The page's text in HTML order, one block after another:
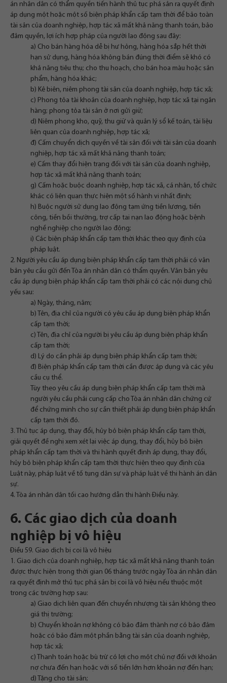
án nhân dân có thẩm quyền tiến hành thủ tục phá sản ra quyết định
áp dụng một hoặc một số biện pháp khẩn cấp tạm thời để bảo toàn
tài sản của doanh nghiệp, hợp tác xã mất khả năng thanh toán, bảo
đảm quyền, lợi ích hợp pháp của người lao động sau đây:
a) Cho bán hàng hóa dễ bị hư hỏng, hàng hóa sắp hết thời
hạn sử dụng, hàng hóa không bán đúng thời điểm sẽ khó có
khả năng tiêu thụ; cho thu hoạch, cho bán hoa màu hoặc sản
phẩm, hàng hóa khác;
b) Kê biên, niêm phong tài sản của doanh nghiệp, hợp tác xã;
c) Phong tỏa tài khoản của doanh nghiệp, hợp tác xã tại ngân
hàng; phong tỏa tài sản ở nơi gửi giữ;
d) Niêm phong kho, quỹ, thu giữ và quản lý sổ kế toán, tài liệu
liên quan của doanh nghiệp, hợp tác xã;
đ) Cấm chuyển dịch quyền về tài sản đối với tài sản của doanh
nghiệp, hợp tác xã mất khả năng thanh toán;
e) Cấm thay đổi hiện trạng đối với tài sản của doanh nghiệp,
hợp tác xã mất khả năng thanh toán;
g) Cấm hoặc buộc doanh nghiệp, hợp tác xã, cá nhân, tổ chức
khác có liên quan thực hiện một số hành vi nhất định;
h) Buộc người sử dụng lao động tạm ứng tiền lương, tiền
công, tiền bồi thường, trợ cấp tai nạn lao động hoặc bệnh
nghề nghiệp cho người lao động;
i) Các biện pháp khẩn cấp tạm thời khác theo quy định của
pháp luật.
2. Người yêu cầu áp dụng biện pháp khẩn cấp tạm thời phải có văn
bản yêu cầu gửi đến Tòa án nhân dân có thẩm quyền. Văn bản yêu
cầu áp dụng biện pháp khẩn cấp tạm thời phải có các nội dung chủ
yếu sau:
a) Ngày, tháng, năm;
b) Tên, địa chỉ của người có yêu cầu áp dụng biện pháp khẩn
cấp tạm thời;
c) Tên, địa chỉ của người bị yêu cầu áp dụng biện pháp khẩn
cấp tạm thời;
d) Lý do cần phải áp dụng biện pháp khẩn cấp tạm thời;
đ) Biện pháp khẩn cấp tạm thời cần được áp dụng và các yêu
cầu cụ thể.
Tùy theo yêu cầu áp dụng biện pháp khẩn cấp tạm thời mà
người yêu cầu phải cung cấp cho Tòa án nhân dân chứng cứ
để chứng minh cho sự cần thiết phải áp dụng biện pháp khẩn
cấp tạm thời đó.
3. Thủ tục áp dụng, thay đổi, hủy bỏ biện pháp khẩn cấp tạm thời,
giải quyết đề nghị xem xét lại việc áp dụng, thay đổi, hủy bỏ biện
pháp khẩn cấp tạm thời và thi hành quyết định áp dụng, thay đổi,
hủy bỏ biện pháp khẩn cấp tạm thời thực hiện theo quy định của
Luật này, pháp luật về tố tụng dân sự và pháp luật về thi hành án dân
sự.
4. Tòa án nhân dân tối cao hướng dẫn thi hành Điều này.
6. Các giao dịch của doanh
nghiệp bị vô hiệu
Điều 59. Giao dịch bị coi là vô hiệu
1. Giao dịch của doanh nghiệp, hợp tác xã mất khả năng thanh toán
được thực hiện trong thời gian 06 tháng trước ngày Tòa án nhân dân
ra quyết định mở thủ tục phá sản bị coi là vô hiệu nếu thuộc một
trong các trường hợp sau:
a) Giao dịch liên quan đến chuyển nhượng tài sản không theo
giá thị trường;
b) Chuyển khoản nợ không có bảo đảm thành nợ có bảo đảm
hoặc có bảo đảm một phần bằng tài sản của doanh nghiệp,
hợp tác xã;
c) Thanh toán hoặc bù trừ có lợi cho một chủ nợ đối với khoản
nợ chưa đến hạn hoặc với số tiền lớn hơn khoản nợ đến hạn;
d) Tặng cho tài sản;